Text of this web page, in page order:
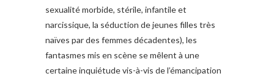
sexualité morbide, stérile, infantile et
narcissique, la séduction de jeunes filles très
naïves par des femmes décadentes), les
fantasmes mis en scène se mêlent à une
certaine inquiétude vis-à-vis de l’émancipation